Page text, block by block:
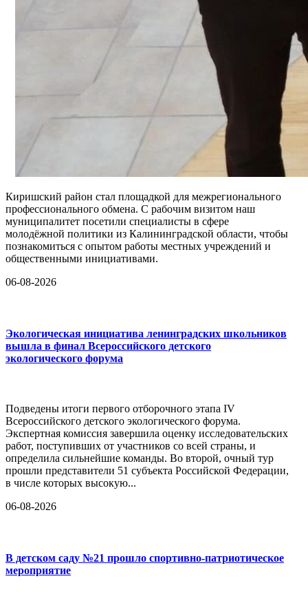
Киришский район стал площадкой для межрегионального
профессионального обмена. С рабочим визитом наш
муниципалитет посетили специалисты в сфере
молодёжной политики из Калининградской области, чтобы
познакомиться с опытом работы местных учреждений и
общественными инициативами.
06-08-2026
Экологическая инициатива ленинградских школьников
вышла в финал Всероссийского детского
экологического форума
Подведены итоги первого отборочного этапа IV
Всероссийского детского экологического форума.
Экспертная комиссия завершила оценку исследовательских
работ, поступивших от участников со всей страны, и
определила сильнейшие команды. Во второй, очный тур
прошли представители 51 субъекта Российской Федерации,
в числе которых высокую...
06-08-2026
В детском саду №21 прошло спортивно-патриотическое
мероприятие